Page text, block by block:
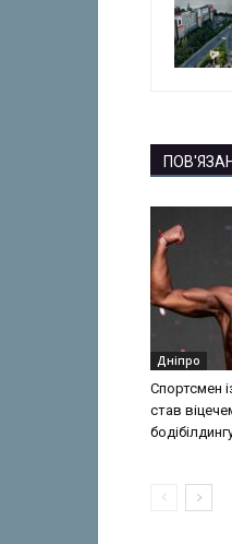
Дніпро
Спортсмен
став